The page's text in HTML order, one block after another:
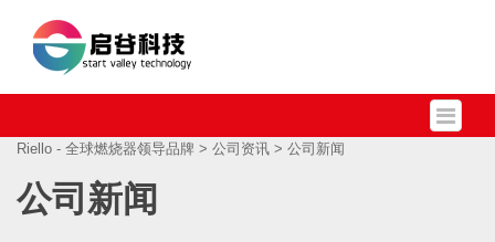
Riello - 全球燃烧器领导品牌 > 公司资讯 > 公司新闻
公司新闻